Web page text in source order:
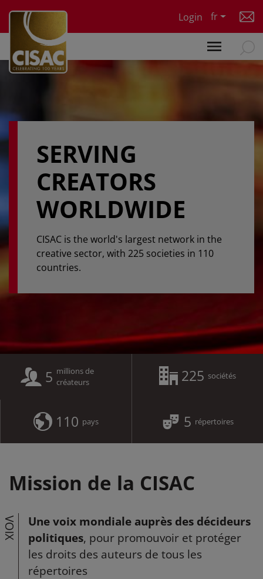
Login
fr
SERVING
CREATORS
WORLDWIDE
CISAC is the world's largest network in the
creative sector, with 225 societies in 110
countries.
5 millions de
créateurs
225 sociétés
110 pays 5 répertoires
Mission de la CISAC
VOIX
Une voix mondiale auprès des décideurs
politiques, pour promouvoir et protéger
les droits des auteurs de tous les
répertoires